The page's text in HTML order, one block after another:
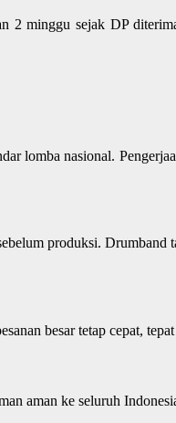
2 minggu sejak DP
lomba nasional.
produksi. Drumband
besar tetap cepat,
aman ke seluruh